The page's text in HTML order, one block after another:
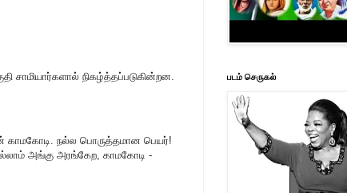
சாமியார்களால் நிகழ்த்தப்படுகின்றன.
காமகோடி. நல்ல பொருத்தமான பெயர்!
அங்கு அரங்கேற, காமகோடி -
படம் செருகல்